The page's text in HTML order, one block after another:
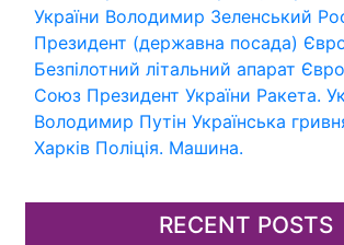
України Володимир Зеленський
Президент (державна посада)
Безпілотний літальний апарат
Союз Президент України Ракета.
Володимир Путін Українська
Харків Поліція. Машина.
RECENT POSTS